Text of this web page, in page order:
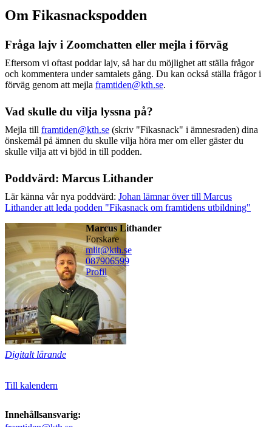
Om Fikasnackspodden
Fråga lajv i Zoomchatten eller mejla i förväg
Eftersom vi oftast poddar lajv, så har du möjlighet att ställa frågor
och kommentera under samtalets gång. Du kan också ställa frågor i
förväg genom att mejla framtiden@kth.se.
Vad skulle du vilja lyssna på?
Mejla till framtiden@kth.se (skriv "Fikasnack" i ämnesraden) dina
önskemål på ämnen du skulle vilja höra mer om eller gäster du
skulle vilja att vi bjöd in till podden.
Poddvärd: Marcus Lithander
Lär känna vår nya poddvärd: Johan lämnar över till Marcus
Lithander att leda podden "Fikasnack om framtidens utbildning"
Marcus Lithander
forskare
mlit@kth.se
087906599
Profil
Digitalt lärande
Till kalendern
Innehållsansvarig: